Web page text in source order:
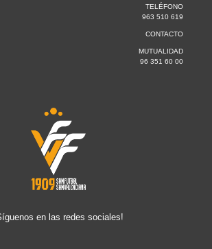
TELÉFONO
963 510 619
CONTACTO
MUTUALIDAD
96 351 60 00
en las redes sociales!